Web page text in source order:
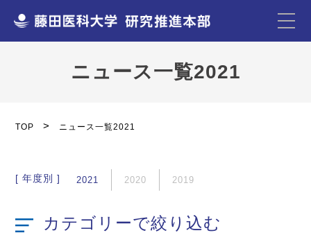
ニュース一覧2021
TOP ニュース一覧2021
[ 年度別 ] 2021 2020 2019
カテゴリーで絞り込む